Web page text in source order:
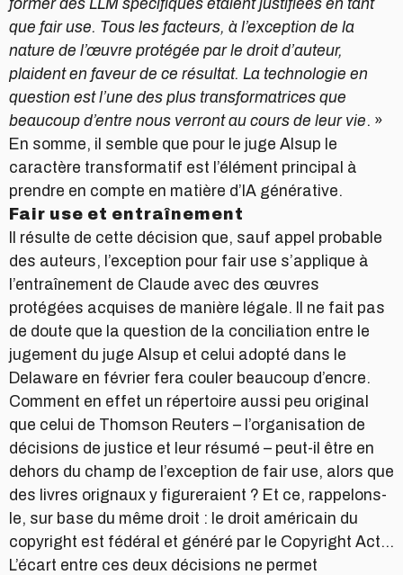
former des LLM spécifiques étaient justifiées en tant
que fair use. Tous les facteurs, à l’exception de la
nature de l’œuvre protégée par le droit d’auteur,
plaident en faveur de ce résultat. La technologie en
question est l’une des plus transformatrices que
beaucoup d’entre nous verront au cours de leur vie. »
En somme, il semble que pour le juge Alsup le
caractère transformatif est l’élément principal à
prendre en compte en matière d’IA générative.
Fair use et entraînement
Il résulte de cette décision que, sauf appel probable
des auteurs, l’exception pour fair use s’applique à
l’entraînement de Claude avec des œuvres
protégées acquises de manière légale. Il ne fait pas
de doute que la question de la conciliation entre le
jugement du juge Alsup et celui adopté dans le
Delaware en février fera couler beaucoup d’encre.
Comment en effet un répertoire aussi peu original
que celui de Thomson Reuters – l’organisation de
décisions de justice et leur résumé – peut-il être en
dehors du champ de l’exception de fair use, alors que
des livres orignaux y figureraient ? Et ce, rappelons-
le, sur base du même droit : le droit américain du
copyright est fédéral et généré par le Copyright Act…
L’écart entre ces deux décisions ne permet